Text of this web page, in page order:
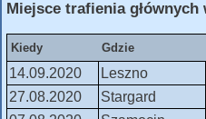
Miejsce trafienia
Kiedy Gdzie
14.09.2020 Leszno
27.08.2020
Stargard